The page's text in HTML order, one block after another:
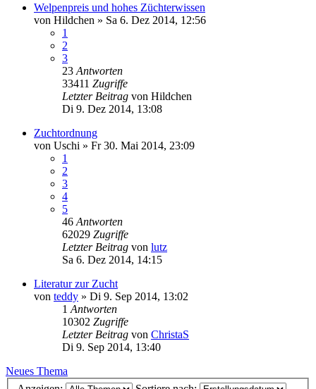
Welpenpreis und hohes Züchterwissen
von Hildchen » Sa 6. Dez 2014, 12:56
1
2
3
23 Antworten
33411 Zugriffe
Letzter Beitrag von Hildchen
Di 9. Dez 2014, 13:08
Zuchtordnung
von Uschi » Fr 30. Mai 2014, 23:09
1
2
3
4
5
46 Antworten
62029 Zugriffe
Letzter Beitrag von lutz
Sa 6. Dez 2014, 14:15
Literatur zur Zucht
von teddy » Di 9. Sep 2014, 13:02
1 Antworten
10302 Zugriffe
Letzter Beitrag von ChristaS
Di 9. Sep 2014, 13:40
Neues Thema